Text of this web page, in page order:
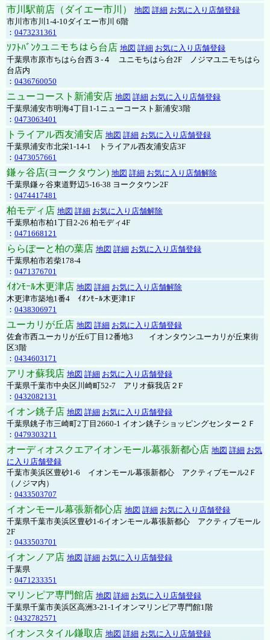
市川駅前店（ダイエー市川） 地図 詳細 お気に入り店舗登録
市川市市川1-4-10ダイエー市川 6階
： 0473231361
ｿﾌﾄﾊﾞﾝｸユニモちはら台店 地図 詳細 お気に入り店舗登録
千葉県市原市ちはら台西３-４ ユニモちはら台2F ノジマユニモちはら
台店内
： 0436760050
ニューコースト新浦安店 地図 詳細 お気に入り店舗登録
千葉県浦安市明海4丁目1-1ニューコースト新浦安3階
： 0473063401
トライアル西友浦安店 地図 詳細 お気に入り店舗登録
千葉県浦安市北栄1-14-1 トライアル西友浦安店3F
： 0473057661
鎌ヶ谷店(ヨークタウン) 地図 詳細 お気に入り店舗解除
千葉県鎌ヶ谷東道野辺5-16-38 ヨークタウン2F
： 0474417481
柏モディ店 地図 詳細 お気に入り店舗解除
千葉県柏市柏1丁目2-26 柏モディ4F
： 0471668121
ららぽーと柏の葉店 地図 詳細 お気に入り店舗登録
千葉県柏市若柴178-4
： 0471376701
ｲｵﾝﾓｰﾙ木更津店 地図 詳細 お気に入り店舗解除
木更津市築地1番4 ｲｵﾝﾓｰﾙ木更津1F
： 0438306971
ユーカリが丘店 地図 詳細 お気に入り店舗登録
佐倉市西ユーカリが丘6丁目12番地3 イオンタウンユーカリが丘東街
区3階
： 0434603171
アリオ蘇我店 地図 詳細 お気に入り店舗登録
千葉県千葉市中央区川崎町52-7 アリオ蘇我店２F
： 0432082131
イオン銚子店 地図 詳細 お気に入り店舗登録
千葉県銚子市三崎町2丁目2660-1 イオン銚子ショッピングセンター２Ｆ
： 0479303211
オーディオスクエアイオンモール幕張新都心店 地図 詳細 お気
に入り店舗登録
千葉市美浜区豊砂1-6 イオンモール幕張新都心 アクティブモール2Ｆ
（ノジマ内）
： 0433503707
イオンモール幕張新都心店 地図 詳細 お気に入り店舗登録
千葉県千葉市美浜区豊砂1-6イオンモール幕張新都心 アクティブモール
2F
： 0433503701
イオンノア店 地図 詳細 お気に入り店舗登録
千葉県
： 0471233351
マリンピア専門館店 地図 詳細 お気に入り店舗登録
千葉県千葉市美浜区高洲3-21-1イオンマリンピア専門館1階
： 0432782571
イオンスタイル鎌取店 地図 詳細 お気に入り店舗登録